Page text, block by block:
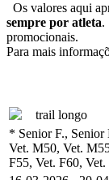
Os valores aqui
sempre por atleta.
promocionais.
Para mais
trail longo
* Senior F.,
Vet. M50, Vet.
F55, Vet. F60,